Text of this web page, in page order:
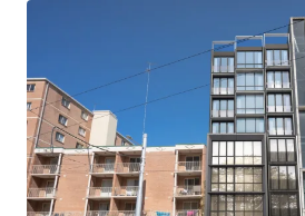
Rare DA approval, providing
develop a boutique luxury
oversized apartments and
Approved NSA of 1,628 sqm*